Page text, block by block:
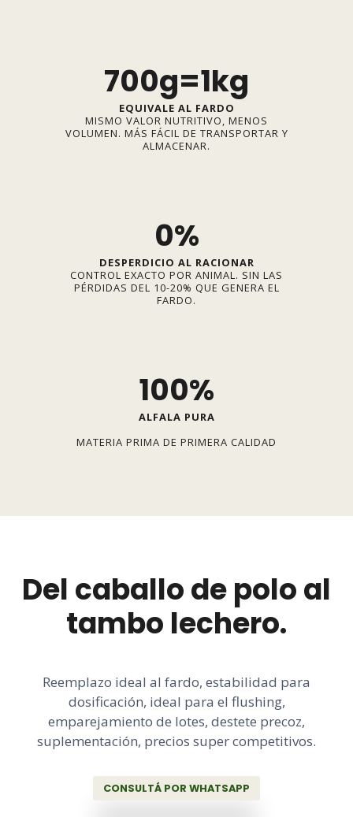
700g=1kg
EQUIVALE AL FARDO
MISMO VALOR NUTRITIVO, MENOS
VOLUMEN. MÁS FÁCIL DE TRANSPORTAR Y
ALMACENAR.
0%
DESPERDICIO AL RACIONAR
CONTROL EXACTO POR ANIMAL. SIN LAS
PÉRDIDAS DEL 10-20% QUE GENERA EL
FARDO.
100%
ALFALA PURA
MATERIA PRIMA DE PRIMERA CALIDAD
Del caballo de polo al
tambo lechero.
Reemplazo ideal al fardo, estabilidad para
dosificación, ideal para el flushing,
emparejamiento de lotes, destete precoz,
suplementación, precios super competitivos.
CONSULTÁ POR WHATSAPP